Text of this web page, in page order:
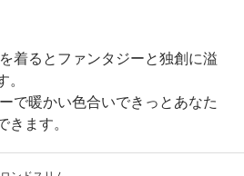
着るとファンタジーと独創に溢
で暖かい色合いできっとあなた
ます。